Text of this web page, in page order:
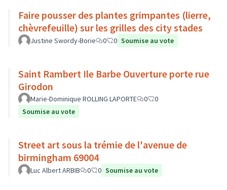
Faire pousser des plantes grimpantes (lierre,
chèvrefeuille) sur les grilles des city stades
Justine Swordy-Borie 0 0 Soumise au vote
Saint Rambert Ile Barbe Ouverture porte rue
Girodon
Marie-Dominique ROLLING LAPORTE 0
0
Soumise au vote
Street art sous la trémie de l'avenue de
birmingham 69004
Luc Albert ARBIB 0 0 Soumise au vote